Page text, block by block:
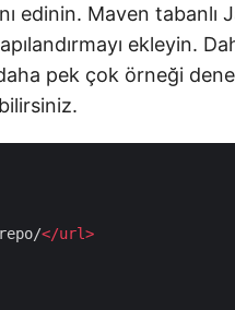
edinin. Maven tabanlı
ekleyin.
pek çok örneği
</url>